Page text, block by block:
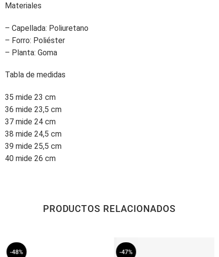
Materiales
– Capellada: Poliuretano
– Forro: Poliéster
– Planta: Goma
Tabla de medidas
35 mide 23 cm
36 mide 23,5 cm
37 mide 24 cm
38 mide 24,5 cm
39 mide 25,5 cm
40 mide 26 cm
PRODUCTOS RELACIONADOS
-48% -47%